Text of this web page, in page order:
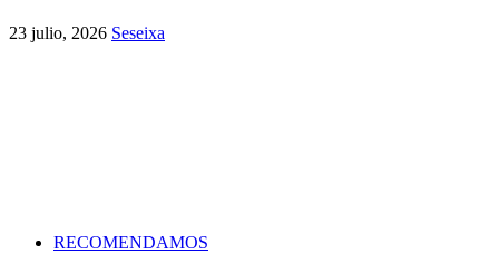
23 julio, 2026 Seseixa
RECOMENDAMOS